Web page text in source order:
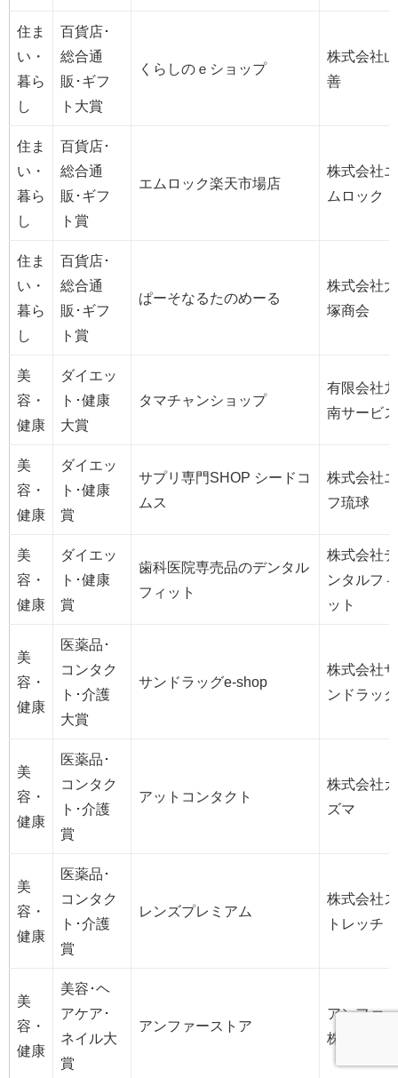
住ま
い・
暮ら
し
百貨店･
総合通
販･ギフ
ト大賞
くらしのｅショップ
株式会社山
善
住ま
い・
暮ら
し
百貨店･
総合通
販･ギフ
ト賞
エムロック楽天市場店
株式会社エ
ムロック
住ま
い・
暮ら
し
百貨店･
総合通
販･ギフ
ト賞
ぱーそなるたのめーる
株式会社大
塚商会
美
容・
健康
ダイエッ
ト･健康
大賞
タマチャンショップ
有限会社九
南サービス
美
容・
健康
ダイエッ
ト･健康
賞
サプリ専門SHOP シードコ
ムス
株式会社エ
フ琉球
美
容・
健康
ダイエッ
ト･健康
賞
歯科医院専売品のデンタル
フィット
株式会社デ
ンタルフィ
ット
美
容・
健康
医薬品･
コンタク
ト･介護
大賞
サンドラッグe-shop
株式会社サ
ンドラッグ
美
容・
健康
医薬品･
コンタク
ト･介護
賞
アットコンタクト
株式会社カ
ズマ
美
容・
健康
医薬品･
コンタク
ト･介護
賞
レンズプレミアム
株式会社ス
トレッチ
美
容・
健康
美容･ヘ
アケア･
ネイル大
賞
アンファーストア
アンファー
株式会社